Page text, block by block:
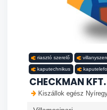
riasztó szerelő
kaputechnikus
CHECKMAN KFT.
Kiszállok egész